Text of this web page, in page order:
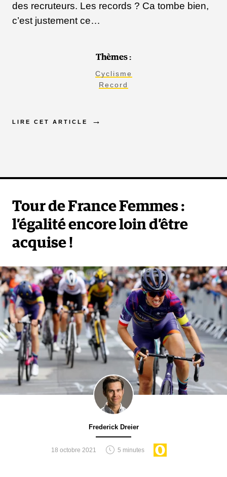
des recruteurs. Les records ? Ca tombe bien,
c’est justement ce…
Thèmes :
Cyclisme
Record
LIRE CET ARTICLE
Tour de France Femmes :
l’égalité encore loin d’être
acquise !
Frederick Dreier
18 octobre 2021 5 minutes